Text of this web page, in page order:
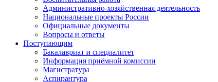
Административно-хозяйственная деятельность
Национальные проекты России
Официальные документы
Вопросы и ответы
Поступающим
Бакалавриат и специалитет
Информация приёмной комиссии
Магистратура
Аспирантура